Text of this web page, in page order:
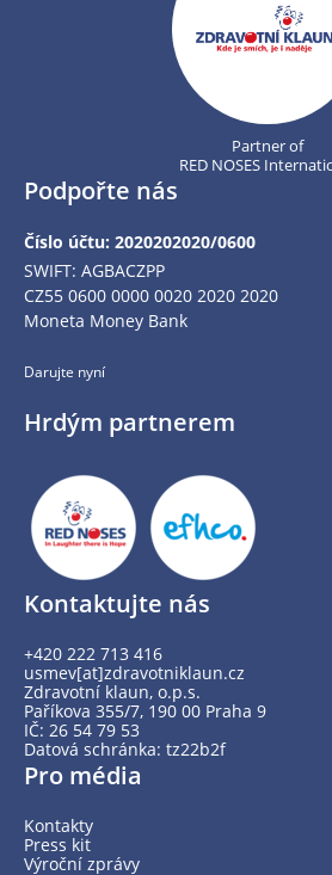
Partner of
RED NOSES
Podpořte nás
Číslo účtu: 2020202020/0600
SWIFT: AGBACZPP
CZ55 0600 0000 0020 2020 2020
Moneta Money Bank
Darujte nyní
Hrdým partnerem
Kontaktujte nás
+420 222 713 416
usmev[at]zdravotniklaun.cz
Zdravotní klaun, o.p.s.
Paříkova 355/7, 190 00 Praha 9
IČ: 26 54 79 53
Datová schránka: tz22b2f
Pro média
Kontakty
Press kit
Výroční zprávy